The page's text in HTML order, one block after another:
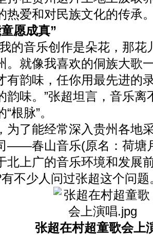
热爱和对民族文化的传承
愿成真”
音乐创作是朵花，那花
。就像我喜欢的侗族大歌
有韵味，任你用最先进的
韵味。”张超坦言，音乐
根脉”。
了能经常深入贵州各地
——春山音乐(原名：荷塘
北上广的音乐环境和发展
不少人问过张超这个问题
张超在村超童歌会上